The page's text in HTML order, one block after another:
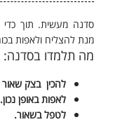
סדנה מעשית. תוך
מנת להצליח ולאפות
מה תלמדו בסדנה:
להכין בצק
לאפות באופן נכון.
לטפל בשאור.